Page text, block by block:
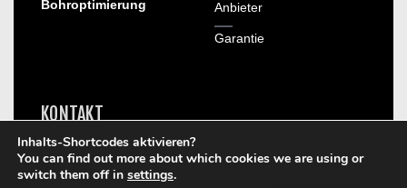
Bohroptimierung Anbieter
Garantie
KONTAKT
Inhalts-Shortcodes aktivieren?
You can find out more about which cookies we are using or
switch them off in settings.